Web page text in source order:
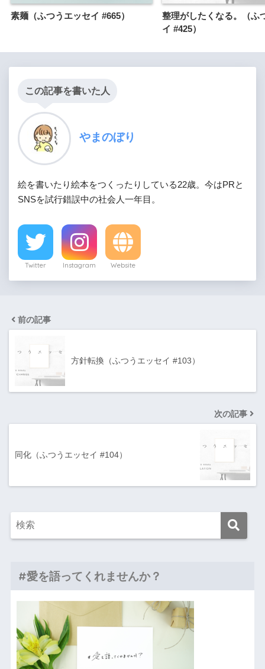
素麺（ふつうエッセイ #665）
整理がしたくなる。（ふ
イ #425）
この記事を書いた人
やまのぼり
絵を書いたり絵本をつくったりしている22歳。今はPRと
SNSを試行錯誤中の社会人一年目。
Twitter Instagram Website
前の記事
方針転換（ふつうエッセイ #103）
次の記事
同化（ふつうエッセイ #104）
#愛を語ってくれませんか？